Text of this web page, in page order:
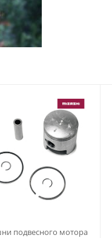
подвесного мотора